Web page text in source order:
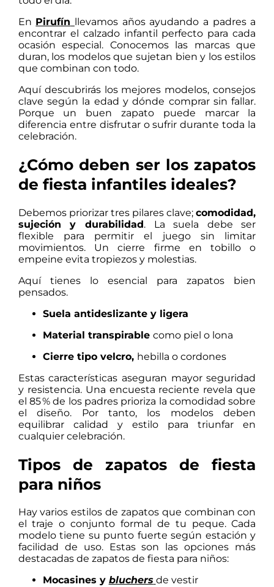
En Pirufín
llevamos años ayudando a padres a
encontrar el calzado infantil perfecto para cada
ocasión especial. Conocemos las marcas que
duran, los modelos que sujetan bien y los estilos
que combinan con todo.
Aquí descubrirás los mejores modelos, consejos
clave según la edad y dónde comprar sin fallar.
Porque un buen zapato puede marcar la
diferencia entre disfrutar o sufrir durante toda la
celebración.
¿Cómo deben ser los zapatos
de fiesta infantiles ideales?
Debemos priorizar tres pilares clave;comodidad,
sujeción y durabilidad. La suela debe ser
flexible para permitir el juego sin limitar
movimientos. Un cierre firme en tobillo o
empeine evita tropiezos y molestias.
Aquí tienes lo esencial para zapatos bien
pensados.
Suela antideslizante y ligera
Material transpirable como piel o lona
Cierre tipo velcro, hebilla o cordones
Estas características aseguran mayor seguridad
y resistencia. Una encuesta reciente revela que
el 85 % de los padres prioriza la comodidad sobre
el diseño. Por tanto, los modelos deben
equilibrar calidad y estilo para triunfar en
cualquier celebración.
Tipos de zapatos de fiesta
para niños
Hay varios estilos de zapatos que combinan con
el traje o conjunto formal de tu peque. Cada
modelo tiene su punto fuerte según estación y
facilidad de uso. Estas son las opciones más
destacadas de zapatos de fiesta para niños:
Mocasines y bluchers de vestir